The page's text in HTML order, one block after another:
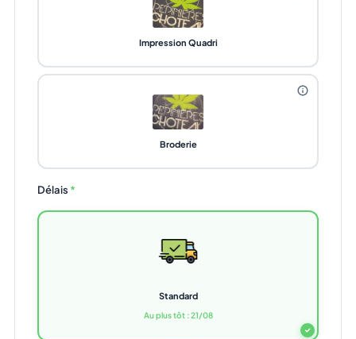
Impression Quadri
Broderie
Délais *
✓
Standard
Au plus tôt : 21/08